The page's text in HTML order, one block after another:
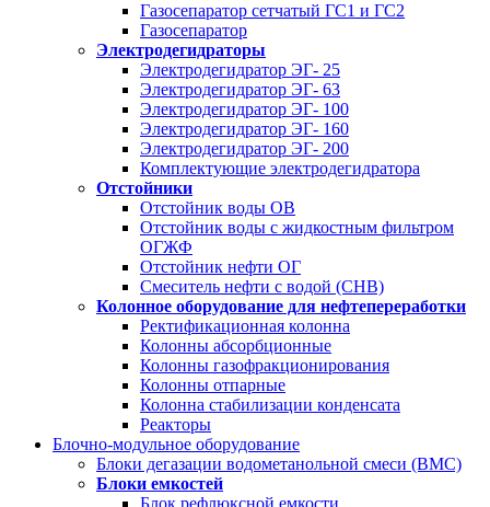
Газосепаратор сетчатый ГС1 и ГС2
Газосепаратор
Электродегидраторы
Электродегидратор ЭГ- 25
Электродегидратор ЭГ- 63
Электродегидратор ЭГ- 100
Электродегидратор ЭГ- 160
Электродегидратор ЭГ- 200
Комплектующие электродегидратора
Отстойники
Отстойник воды ОВ
Отстойник воды с жидкостным фильтром
ОГЖФ
Отстойник нефти ОГ
Смеситель нефти с водой (СНВ)
Колонное оборудование для нефтепереработки
Ректификационная колонна
Колонны абсорбционные
Колонны газофракционирования
Колонны отпарные
Колонна стабилизации конденсата
Реакторы
Блочно-модульное оборудование
Блоки дегазации водометанольной смеси (BMC)
Блоки емкостей
Блок рефлюксной емкости